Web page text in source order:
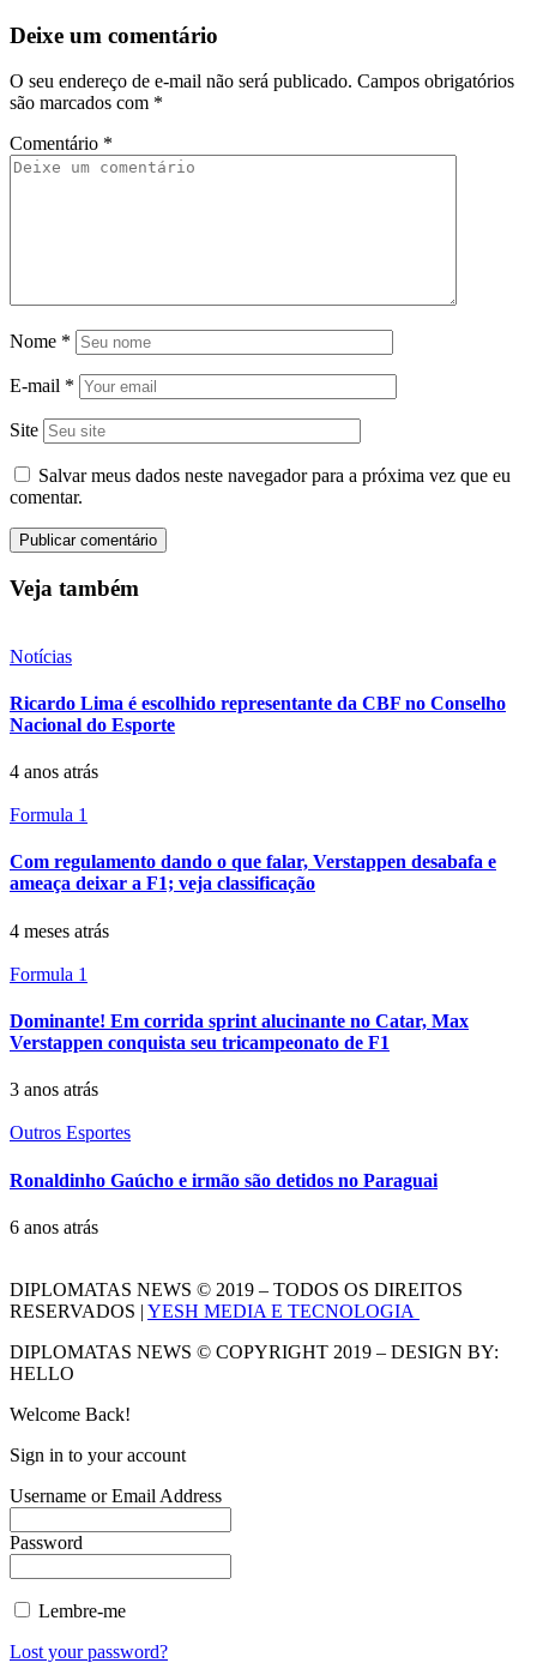
Deixe um comentário
O seu endereço de e-mail não será publicado. Campos obrigatórios
são marcados com *
Comentário *
Nome *
E-mail *
Site
Salvar meus dados neste navegador para a próxima vez que eu
comentar.
Veja também
Notícias
Ricardo Lima é escolhido representante da CBF no Conselho
Nacional do Esporte
4 anos atrás
Formula 1
Com regulamento dando o que falar, Verstappen desabafa e
ameaça deixar a F1; veja classificação
4 meses atrás
Formula 1
Dominante! Em corrida sprint alucinante no Catar, Max
Verstappen conquista seu tricampeonato de F1
3 anos atrás
Outros Esportes
Ronaldinho Gaúcho e irmão são detidos no Paraguai
6 anos atrás
DIPLOMATAS NEWS © 2019 – TODOS OS DIREITOS
RESERVADOS | YESH MEDIA E TECNOLOGIA
DIPLOMATAS NEWS © COPYRIGHT 2019 – DESIGN BY:
HELLO
Welcome Back!
Sign in to your account
Username or Email Address
Password
Lembre-me
Lost your password?